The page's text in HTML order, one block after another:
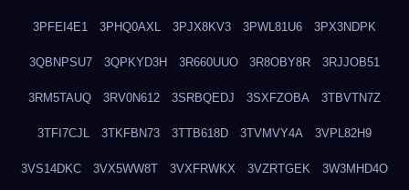
3PFEI4E1 3PHQ0AXL 3PJX8KV3 3PWL81U6 3PX3NDPK
3QBNPSU7 3QPKYD3H 3R660UUO 3R8OBY8R 3RJJOB51
3RM5TAUQ 3RV0N612 3SRBQEDJ 3SXFZOBA 3TBVTN7Z
3TFI7CJL 3TKFBN73 3TTB618D 3TVMVY4A 3VPL82H9
3VS14DKC 3VX5WW8T 3VXFRWKX 3VZRTGEK 3W3MHD4O